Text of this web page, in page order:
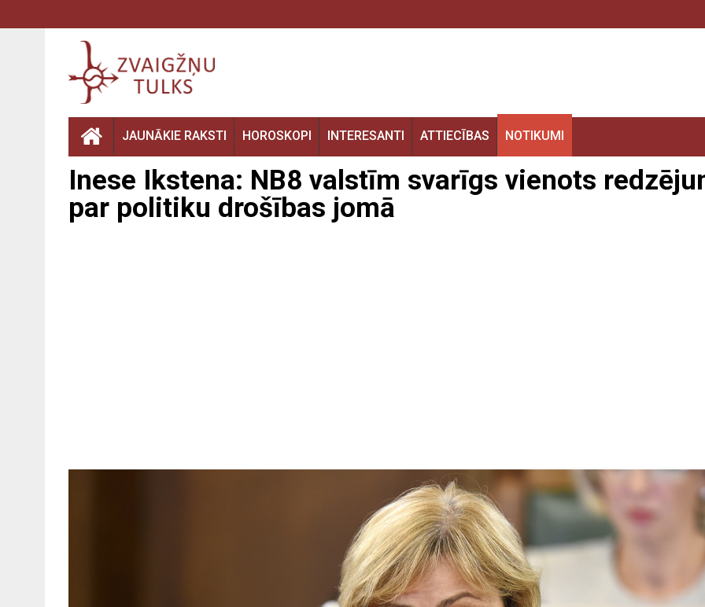
JAUNĀKIE RAKSTI HOROSKOPI INTERESANTI ATTIECĪBAS NOTIKUMI
Inese Ikstena: NB8 valstīm svarīgs vienots
par politiku drošības jomā